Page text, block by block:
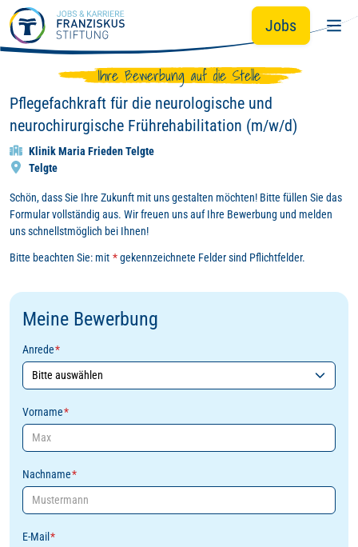
Zum Hauptinhalt springen Jobs
Ihre Bewerbung auf die Stelle
Pflegefachkraft für die neurologische und
neurochirurgische Frührehabilitation (m/w/d)
Klinik Maria Frieden Telgte
Telgte
Schön, dass Sie Ihre Zukunft mit uns gestalten möchten! Bitte füllen Sie das
Formular vollständig aus. Wir freuen uns auf Ihre Bewerbung und melden
uns schnellstmöglich bei Ihnen!
Bitte beachten Sie: mit *gekennzeichnete Felder sind Pflichtfelder.
Meine Bewerbung
Anrede*
Vorname*
Nachname*
E-Mail *